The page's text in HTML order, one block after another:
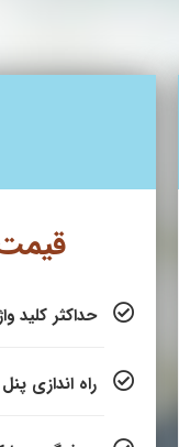
قیمت
حداکثر کلید
راه اندازی پنل : ۲